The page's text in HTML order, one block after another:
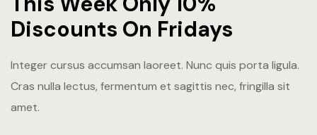
Discounts On Fridays
Integer cursus accumsan laoreet. Nunc quis porta ligula.
Cras nulla lectus, fermentum et sagittis nec, fringilla sit
amet.